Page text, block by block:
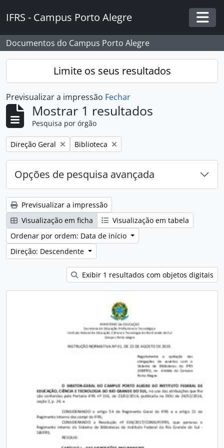
IFRS - Campus Porto Alegre
Documentos do Campus Porto Alegre
Limite os seus resultados
Previsualizar a impressão Fechar
Mostrar 1 resultados
Pesquisa por órgão
Remover filtro:
Direção Geral Remover filtro:
Biblioteca
Opções de pesquisa avançada
Previsualizar a impressão
Visualização em ficha
Visualização em tabela
Ordenar por ordem: Data de início
Direção: Descendente
Exibir 1 resultados com objetos digitais